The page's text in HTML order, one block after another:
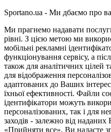
Sportano.ua - Ми дбаємо про
Ми прагнемо надавати
рівні. З цією метою ми
мобільні рекламні
функціонування сервісу, а
також для аналітичних цілей
для відображення
адаптованих до Ваших
їхньої ефективності. Файли
ідентифікатори можуть
персоналізованих, так і для
заходів - залежно від
«Прийняти все», Ви надасте